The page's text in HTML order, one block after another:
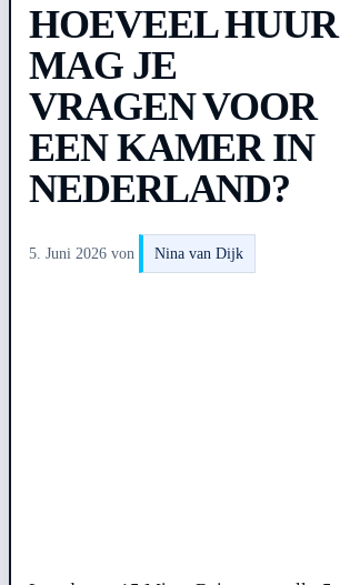
HOEVEEL HUUR
MAG JE
VRAGEN VOOR
EEN KAMER IN
NEDERLAND?
5. Juni 2026 von Nina van Dijk